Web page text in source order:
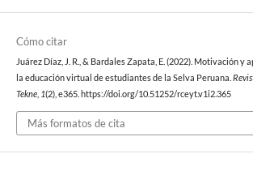
Cómo citar
Juárez Díaz, J. R., & Bardales Zapata, E. (2022). Motivación y
la educación virtual de estudiantes de la Selva Peruana.
Tekne, 1(2), e365. https://doi.org/10.51252/rceyt.v1i2.365
Más formatos de cita